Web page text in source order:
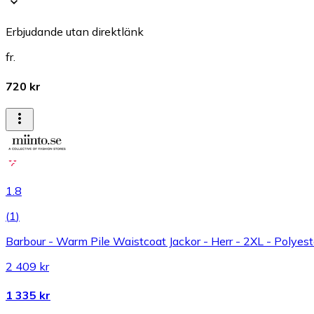
Erbjudande utan direktlänk
fr.
720 kr
1.8
(1)
Barbour - Warm Pile Waistcoat Jackor - Herr - 2XL -
2 409 kr
1 335 kr